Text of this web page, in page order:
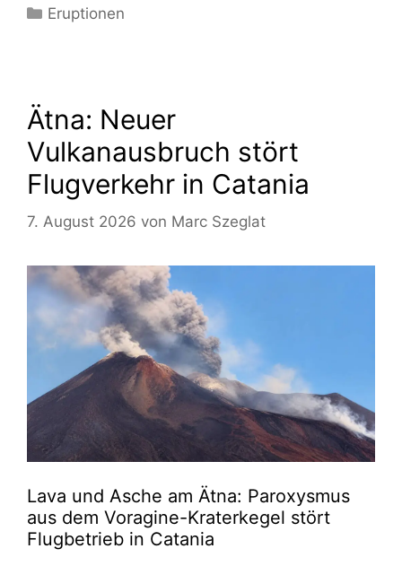
Kategorien
Eruptionen
Ätna: Neuer
Vulkanausbruch stört
Flugverkehr in Catania
7. August 2026 von Marc Szeglat
Lava und Asche am Ätna: Paroxysmus
aus dem Voragine-Kraterkegel stört
Flugbetrieb in Catania